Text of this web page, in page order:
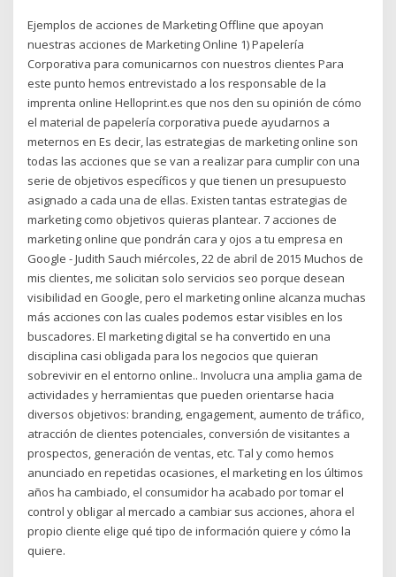
Ejemplos de acciones de Marketing Offline que apoyan
nuestras acciones de Marketing Online 1) Papelería
Corporativa para comunicarnos con nuestros clientes Para
este punto hemos entrevistado a los responsable de la
imprenta online Helloprint.es que nos den su opinión de cómo
el material de papelería corporativa puede ayudarnos a
meternos en Es decir, las estrategias de marketing online son
todas las acciones que se van a realizar para cumplir con una
serie de objetivos específicos y que tienen un presupuesto
asignado a cada una de ellas. Existen tantas estrategias de
marketing como objetivos quieras plantear. 7 acciones de
marketing online que pondrán cara y ojos a tu empresa en
Google - Judith Sauch miércoles, 22 de abril de 2015 Muchos de
mis clientes, me solicitan solo servicios seo porque desean
visibilidad en Google, pero el marketing online alcanza muchas
más acciones con las cuales podemos estar visibles en los
buscadores. El marketing digital se ha convertido en una
disciplina casi obligada para los negocios que quieran
sobrevivir en el entorno online.. Involucra una amplia gama de
actividades y herramientas que pueden orientarse hacia
diversos objetivos: branding, engagement, aumento de tráfico,
atracción de clientes potenciales, conversión de visitantes a
prospectos, generación de ventas, etc. Tal y como hemos
anunciado en repetidas ocasiones, el marketing en los últimos
años ha cambiado, el consumidor ha acabado por tomar el
control y obligar al mercado a cambiar sus acciones, ahora el
propio cliente elige qué tipo de información quiere y cómo la
quiere.